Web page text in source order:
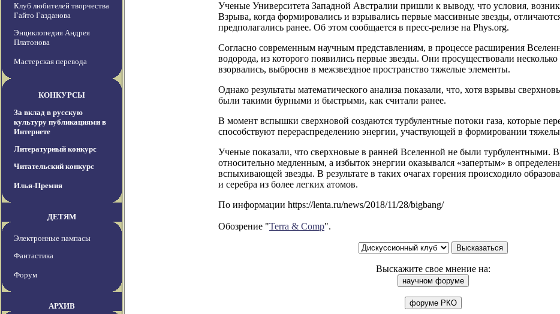
Клуб любителей творчества
Гайто Газданова
Энциклопедия Андрея
Платонова
Мастерская перевода
КОНКУРСЫ
За вклад в русскую
культуру публикациями в
Интернете
Литературный конкурс
Читательский конкурс
Илья-Премия
ДЕТЯМ
Электронные пампасы
Фантастика
Форум
АРХИВ
Ученые Университета Западной Австралии пришли к выводу, что условия,
Взрыва, когда формировались и взрывались первые массивные звезды,
предполагались ранее. Об этом сообщается в пресс-релизе на Phys.org.
Согласно современным научным представлениям, в процессе расширения
водорода, из которого появились первые звезды. Они просуществовали
взорвались, выбросив в межзвездное пространство тяжелые элементы.
Однако результаты математического анализа показали, что, хотя взрывы
были такими бурными и быстрыми, как считали ранее.
В момент вспышки сверхновой создаются турбулентные потоки газа, которые
способствуют перераспределению энергии, участвующей в формировании
Ученые показали, что сверхновые в ранней Вселенной не были турбулентными.
относительно медленным, а избыток энергии оказывался «запертым» в
вспыхивающей звезды. В результате в таких очагах горения происходило
и серебра из более легких атомов.
По информации https://lenta.ru/news/2018/11/28/bigbang/
Обозрение "Terra & Comp".
Выскажите свое мнение на: